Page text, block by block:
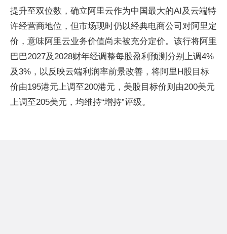
提升至双位数，确立阿里云作为中国最大的AI及云端特
许经营商地位，但市场现时仍以经典电商公司对阿里定
价，意味阿里云业务价值尚未被充分定价。该行将阿里
巴巴2027及2028财年经调整每股盈利预测分别上调4%
及3%，以反映云端利润率前景改善，将阿里H股目标
价由195港元上调至200港元，美股目标价则由200美元
上调至205美元，均维持“增持”评级。